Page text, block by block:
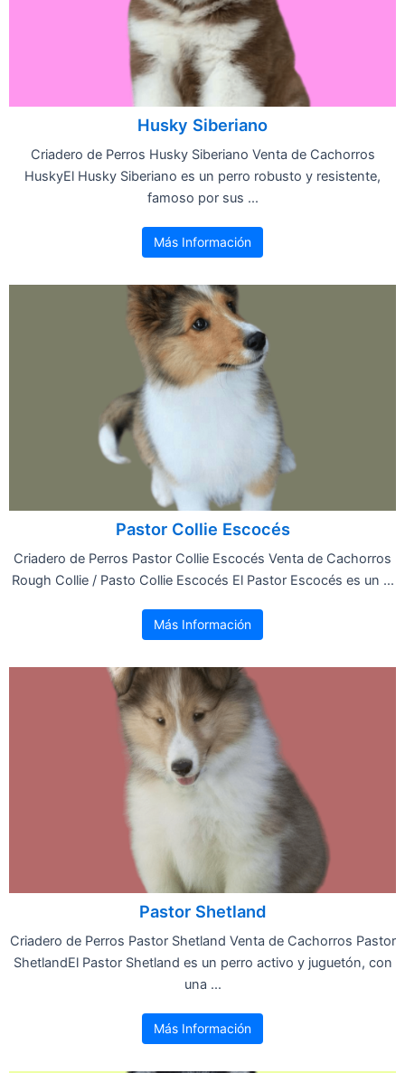
Husky Siberiano
Criadero de Perros Husky Siberiano Venta de Cachorros
HuskyEl Husky Siberiano es un perro robusto y resistente,
famoso por sus ...
Más Información
Pastor Collie Escocés
Criadero de Perros Pastor Collie Escocés Venta de Cachorros
Rough Collie / Pasto Collie Escocés El Pastor Escocés es un ...
Más Información
Pastor Shetland
Criadero de Perros Pastor Shetland Venta de Cachorros Pastor
ShetlandEl Pastor Shetland es un perro activo y juguetón, con
una ...
Más Información